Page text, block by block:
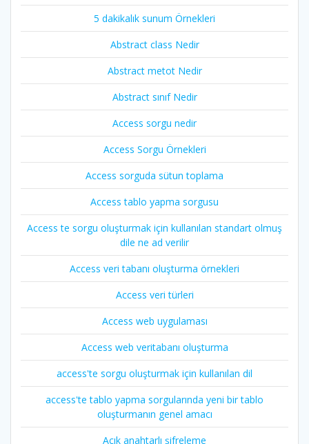
5 dakikalık sunum Örnekleri
Abstract class Nedir
Abstract metot Nedir
Abstract sınıf Nedir
Access sorgu nedir
Access Sorgu Örnekleri
Access sorguda sütun toplama
Access tablo yapma sorgusu
Access te sorgu oluşturmak için kullanılan standart olmuş
dile ne ad verilir
Access veri tabanı oluşturma örnekleri
Access veri türleri
Access web uygulaması
Access web veritabanı oluşturma
access'te sorgu oluşturmak için kullanılan dil
access'te tablo yapma sorgularında yeni bir tablo
oluşturmanın genel amacı
Açık anahtarlı şifreleme